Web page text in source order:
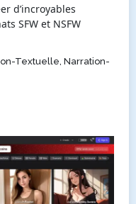
d’incroyables
SFW et NSFW
Textuelle, Narration-